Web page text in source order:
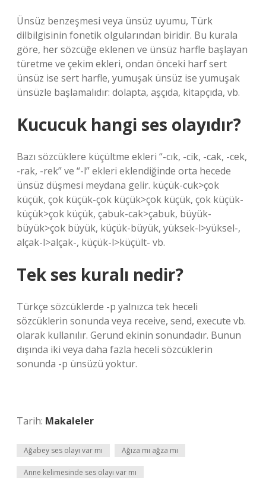
Ünsüz benzeşmesi veya ünsüz uyumu, Türk
dilbilgisinin fonetik olgularından biridir. Bu kurala
göre, her sözcüğe eklenen ve ünsüz harfle başlayan
türetme ve çekim ekleri, ondan önceki harf sert
ünsüz ise sert harfle, yumuşak ünsüz ise yumuşak
ünsüzle başlamalıdır: dolapta, aşçıda, kitapçıda, vb.
Kucucuk hangi ses olayıdır?
Bazı sözcüklere küçültme ekleri “-cık, -cik, -cak, -cek,
-rak, -rek” ve “-l” ekleri eklendiğinde orta hecede
ünsüz düşmesi meydana gelir. küçük-cuk>çok
küçük, çok küçük-çok küçük>çok küçük, çok küçük-
küçük>çok küçük, çabuk-cak>çabuk, büyük-
büyük>çok büyük, küçük-büyük, yüksek-l>yüksel-,
alçak-l>alçak-, küçük-l>küçült- vb.
Tek ses kuralı nedir?
Türkçe sözcüklerde -p yalnızca tek heceli
sözcüklerin sonunda veya receive, send, execute vb.
olarak kullanılır. Gerund ekinin sonundadır. Bunun
dışında iki veya daha fazla heceli sözcüklerin
sonunda -p ünsüzü yoktur.
Tarih: Makaleler
Ağabey ses olayı var mı Ağıza mı ağza mı
Anne kelimesinde ses olayı var mı